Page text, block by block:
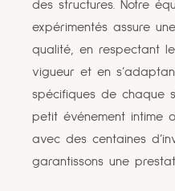
des structures. Notre
expérimentés assure
qualité, en respectant
vigueur et en
spécifiques de chaque
petit événement intime
avec des centaines
garantissons une